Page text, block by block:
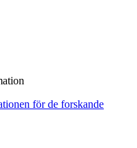
för de forskande